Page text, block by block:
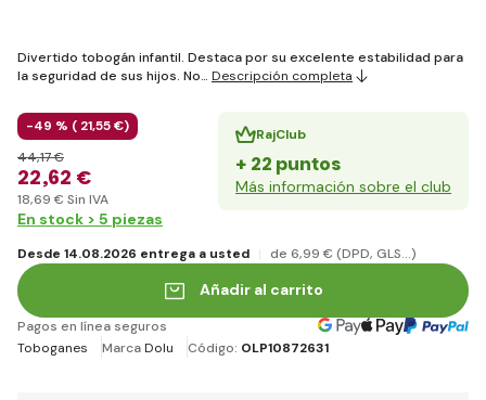
Divertido tobogán infantil. Destaca por su excelente estabilidad para
la seguridad de sus hijos. No… Descripción completa
-49 % ( 21,55 €)
22,62 €
44,17 €
18,69 € Sin IVA
RajClub
+ 22 puntos
Más información sobre el club
En stock > 5 piezas
Desde 14.08.2026 entrega a usted de 6,99 € (DPD, GLS...)
Añadir al carrito
Pagos en línea seguros
Toboganes
MarcaDolu Código: OLP10872631